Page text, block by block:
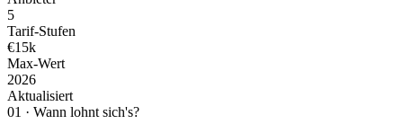
5
Tarif-Stufen
€15k
Max-Wert
2026
Aktualisiert
01 · Wann lohnt sich's?